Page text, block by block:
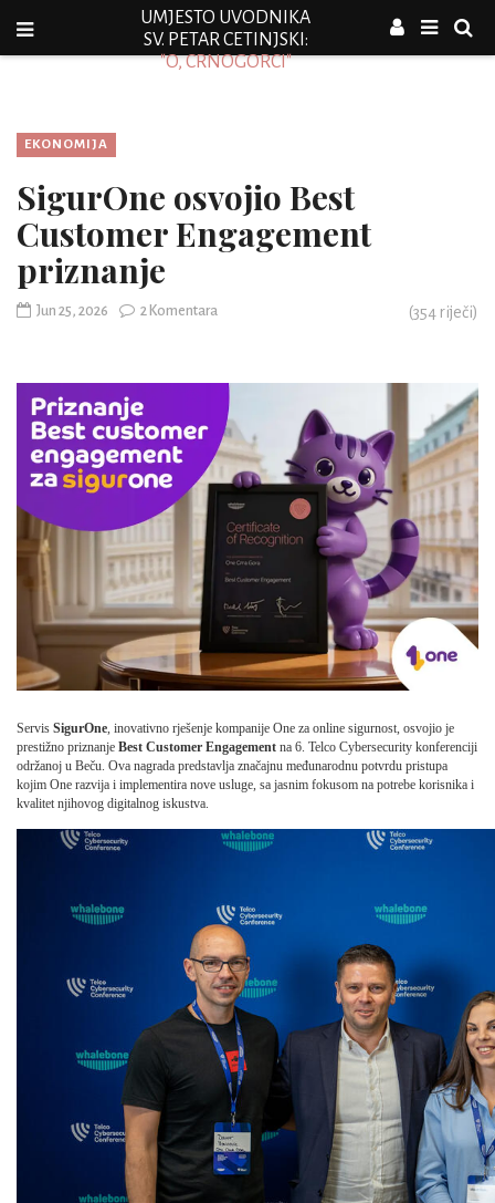
UMJESTO UVODNIKA
SV. PETAR CETINJSKI:
"O, CRNOGORCI"
EKONOMIJA
SigurOne osvojio Best
Customer Engagement
priznanje
Jun 25, 2026 2 Komentara (354 riječi)
Servis SigurOne, inovativno rješenje kompanije One za online sigurnost, osvojio je
prestižno priznanje Best Customer Engagement na 6. Telco Cybersecurity konferenciji
održanoj u Beču. Ova nagrada predstavlja značajnu međunarodnu potvrdu pristupa
kojim One razvija i implementira nove usluge, sa jasnim fokusom na potrebe korisnika i
kvalitet njihovog digitalnog iskustva.